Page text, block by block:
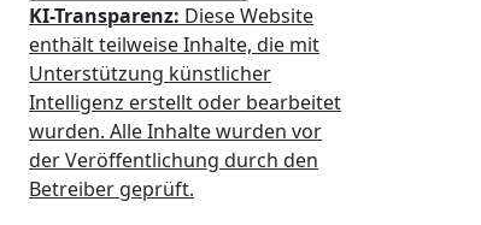
KI-Transparenz: Diese Website
enthält teilweise Inhalte, die mit
Unterstützung künstlicher
Intelligenz erstellt oder bearbeitet
wurden. Alle Inhalte wurden vor
der Veröffentlichung durch den
Betreiber geprüft.